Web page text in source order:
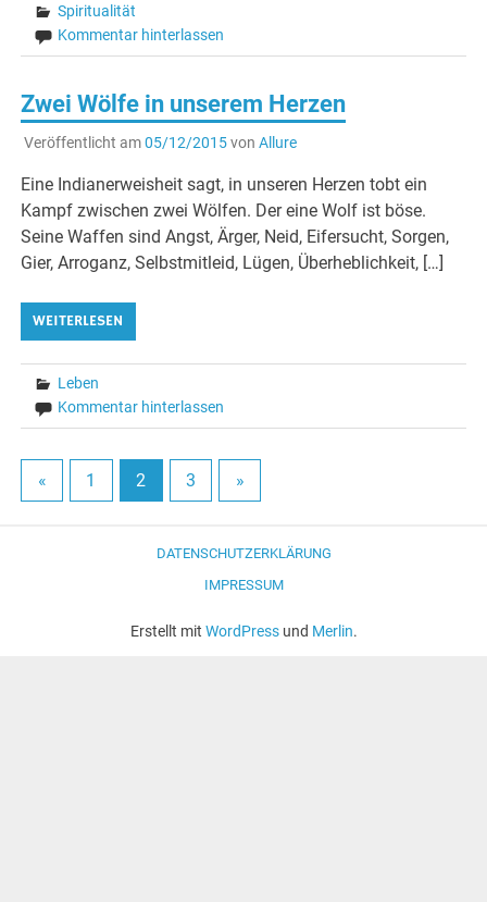
Spiritualität
Kommentar hinterlassen
Zwei Wölfe in unserem Herzen
Veröffentlicht am05/12/2015von Allure
Eine Indianerweisheit sagt, in unseren Herzen tobt ein
Kampf zwischen zwei Wölfen. Der eine Wolf ist böse.
Seine Waffen sind Angst, Ärger, Neid, Eifersucht, Sorgen,
Gier, Arroganz, Selbstmitleid, Lügen, Überheblichkeit, […]
WEITERLESEN
Leben
Kommentar hinterlassen
« 1 2 3 »
DATENSCHUTZERKLÄRUNG
IMPRESSUM
Erstellt mit WordPressund Merlin.